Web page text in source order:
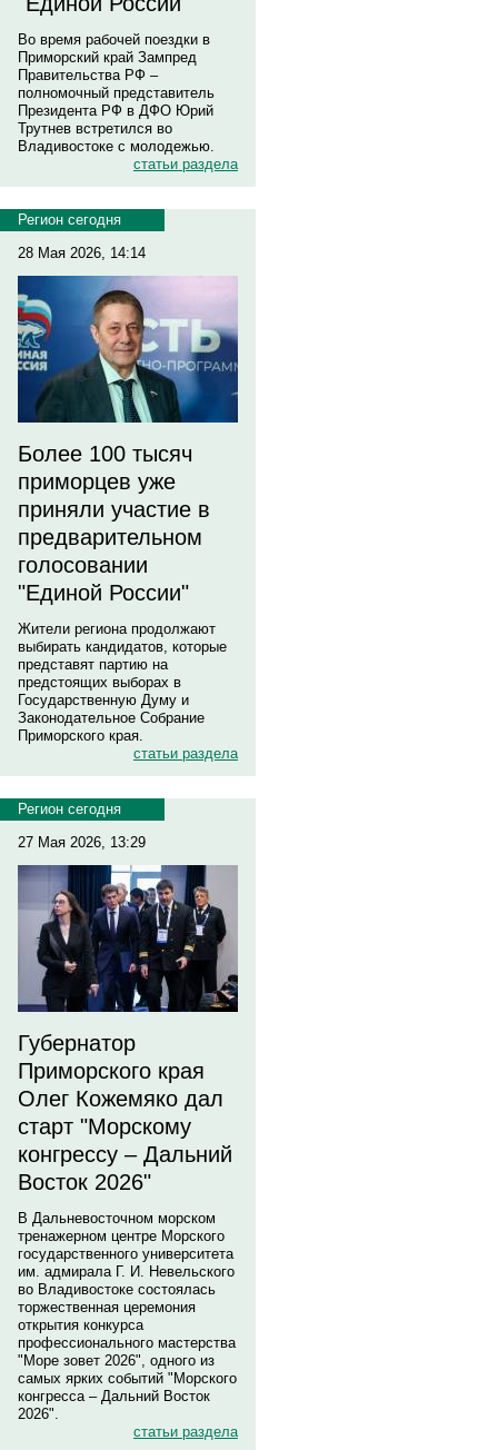
Во время рабочей поездки в
Приморский край Зампред
Правительства РФ –
полномочный представитель
Президента РФ в ДФО Юрий
Трутнев встретился во
Владивостоке с молодежью.
статьи раздела
Регион сегодня
28 Мая 2026, 14:14
Более 100 тысяч
приморцев уже
приняли участие в
предварительном
голосовании
"Единой России"
Жители региона продолжают
выбирать кандидатов, которые
представят партию на
предстоящих выборах в
Государственную Думу и
Законодательное Собрание
Приморского края.
статьи раздела
Регион сегодня
27 Мая 2026, 13:29
Губернатор
Приморского края
Олег Кожемяко дал
старт "Морскому
конгрессу – Дальний
Восток 2026"
В Дальневосточном морском
тренажерном центре Морского
государственного университета
им. адмирала Г. И. Невельского
во Владивостоке состоялась
торжественная церемония
открытия конкурса
профессионального мастерства
"Море зовет 2026", одного из
самых ярких событий "Морского
конгресса – Дальний Восток
2026".
статьи раздела